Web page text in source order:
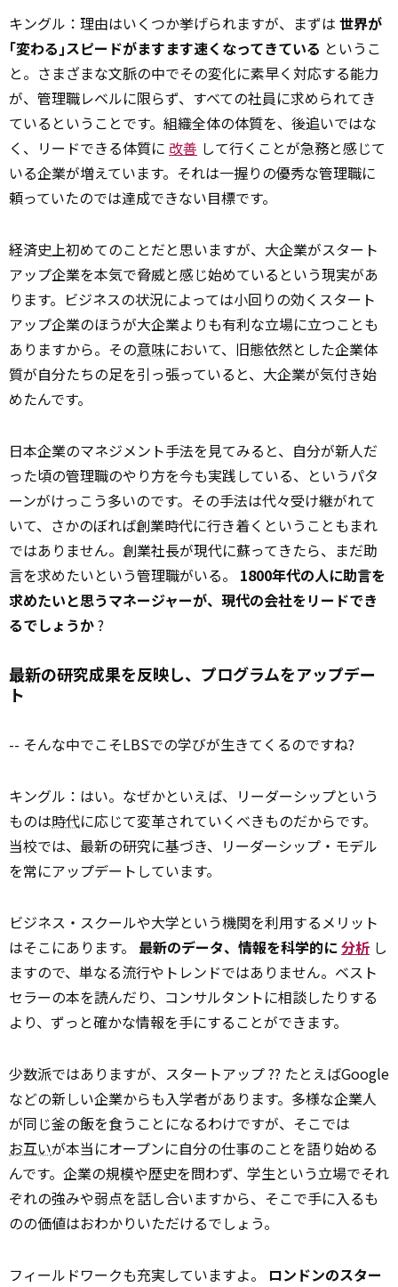
キングル：理由はいくつか挙げられますが、まずは 世界が
｢変わる｣スピードがますます速くなってきている というこ
と。さまざまな文脈の中でその変化に素早く対応する能力
が、管理職レベルに限らず、すべての社員に求められてき
ているということです。組織全体の体質を、後追いではな
く、リードできる体質に 改善 して行くことが急務と感じて
いる企業が増えています。それは一握りの優秀な管理職に
頼っていたのでは達成できない目標です。
経済史上初めてのことだと思いますが、大企業がスタート
アップ企業を本気で脅威と感じ始めているという現実があ
ります。ビジネスの状況によっては小回りの効くスタート
アップ企業のほうが大企業よりも有利な立場に立つことも
ありますから。その意味において、旧態依然とした企業体
質が自分たちの足を引っ張っていると、大企業が気付き始
めたんです。
日本企業のマネジメント手法を見てみると、自分が新人だ
った頃の管理職のやり方を今も実践している、というパタ
ーンがけっこう多いのです。その手法は代々受け継がれて
いて、さかのぼれば創業時代に行き着くということもまれ
ではありません。創業社長が現代に蘇ってきたら、まだ助
言を求めたいという管理職がいる。 1800年代の人に助言を
求めたいと思うマネージャーが、現代の会社をリードでき
るでしょうか?
最新の研究成果を反映し、プログラムをアップデー
ト
-- そんな中でこそLBSでの学びが生きてくるのですね?
キングル：はい。なぜかといえば、リーダーシップという
ものは時代に応じて変革されていくべきものだからです。
当校では、最新の研究に基づき、リーダーシップ・モデル
を常にアップデートしています。
ビジネス・スクールや大学という機関を利用するメリット
はそこにあります。 最新のデータ、情報を科学的に分析 し
ますので、単なる流行やトレンドではありません。ベスト
セラーの本を読んだり、コンサルタントに相談したりする
より、ずっと確かな情報を手にすることができます。
少数派ではありますが、スタートアップ ?? たとえばGoogle
などの新しい企業からも入学者があります。多様な企業人
が同じ釜の飯を食うことになるわけですが、そこでは
お互いが本当にオープンに自分の仕事のことを語り始める
んです。企業の規模や歴史を問わず、学生という立場でそれ
ぞれの強みや弱点を話し合いますから、そこで手に入るも
のの価値はおわかりいただけるでしょう。
フィールドワークも充実していますよ。 ロンドンのスター